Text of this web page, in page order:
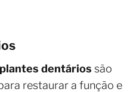
dentários são
restaurar a função e